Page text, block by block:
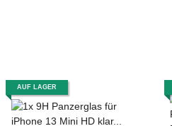
AUF LAGER